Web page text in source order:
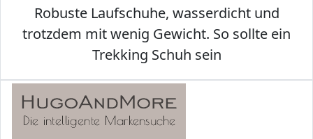
Robuste Laufschuhe, wasserdicht und
trotzdem mit wenig Gewicht. So sollte ein
Trekking Schuh sein